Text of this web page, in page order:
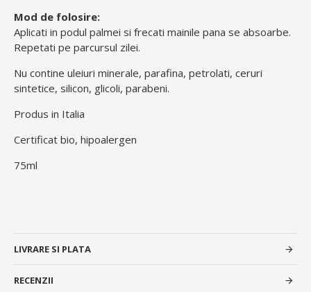
Mod de folosire:
Aplicati in podul palmei si frecati mainile pana se absoarbe.
Repetati pe parcursul zilei.
Nu contine uleiuri minerale, parafina, petrolati, ceruri
sintetice, silicon, glicoli, parabeni.
Produs in Italia
Certificat bio, hipoalergen
75ml
LIVRARE SI PLATA
RECENZII